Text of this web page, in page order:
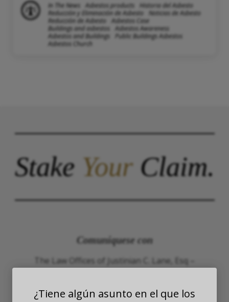
In The News Asbestos products
Historia del Asbesto
Reducción y Eliminación de Asbesto
Noticias de Asbesto
Reducción de Asbesto
Asbestos Case
Buildings and asbestos
Asbestos Awareness
Asbestos and Buildings
Public Buildings Asbestos
Asbestos Church
StakeYourClaim.
Comuníquese con
The Law Offices of Justinian C. Lane, Esq –
¿Tiene algún asunto en el que los